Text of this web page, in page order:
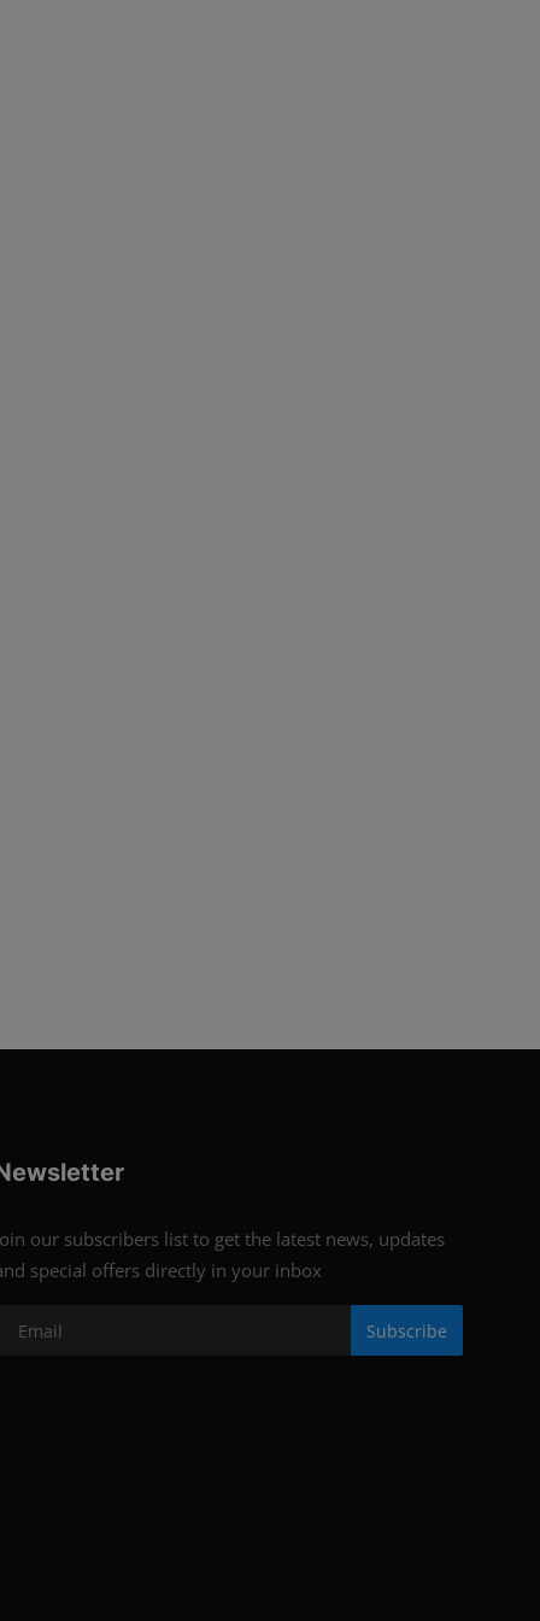
our subscribers list to get the latest news, updates
special offers directly in your inbox
Subscribe